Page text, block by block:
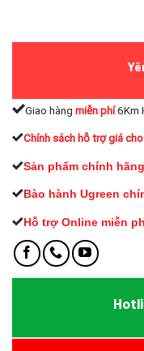
Giao hàng miễn phí6Km
Chính sách hỗ trợ giá
Sản phẩm chính hãng
Bào hành Ugreen
Hỗ trợ Online miễn